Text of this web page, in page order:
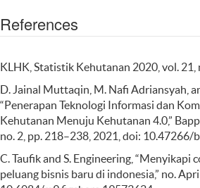
References
KLHK, Statistik Kehutanan 2020, vol. 21,
D. Jainal Muttaqin, M. Nafi Adriansyah,
“Penerapan Teknologi Informasi dan
Kehutanan Menuju Kehutanan 4.0,”
no. 2, pp. 218–238, 2021, doi: 10.47266/
C. Taufik and S. Engineering, “Menyikapi
peluang bisnis baru di indonesia,” no.